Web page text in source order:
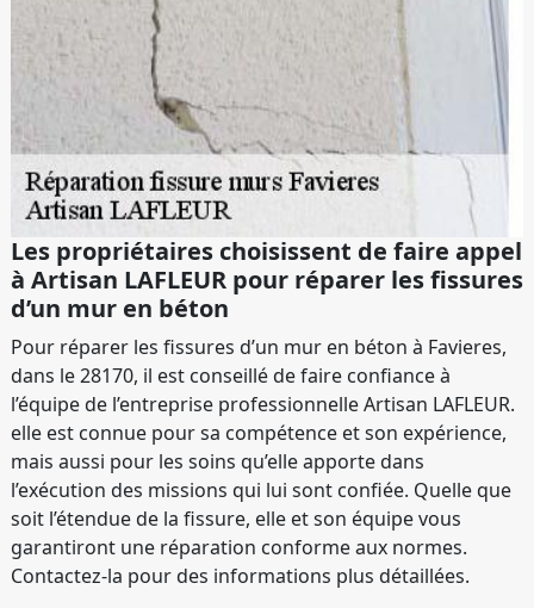
Les propriétaires choisissent de faire appel
à Artisan LAFLEUR pour réparer les fissures
d’un mur en béton
Pour réparer les fissures d’un mur en béton à Favieres,
dans le 28170, il est conseillé de faire confiance à
l’équipe de l’entreprise professionnelle Artisan LAFLEUR.
elle est connue pour sa compétence et son expérience,
mais aussi pour les soins qu’elle apporte dans
l’exécution des missions qui lui sont confiée. Quelle que
soit l’étendue de la fissure, elle et son équipe vous
garantiront une réparation conforme aux normes.
Contactez-la pour des informations plus détaillées.